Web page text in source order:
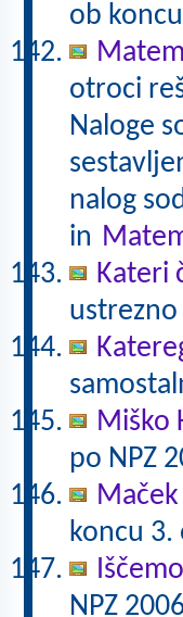
ob
otroci
Naloge
nalog
in
Kateri
Miško
po NPZ
koncu
NPZ